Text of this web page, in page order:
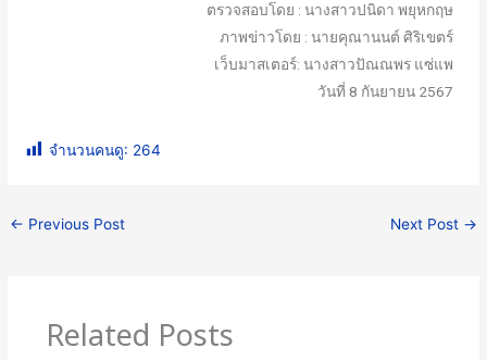
ตรวจสอบโดย : นางสาวปนิดา พยุหกฤษ
ภาพข่าวโดย : นายคุณานนต์ ศิริเขตร์
เว็บมาสเตอร์: นางสาวปัณณพร แซ่แพ
วันที่ 8 กันยายน 2567
จำนวนคนดู: 264
← Previous Post Next Post →
Related Posts